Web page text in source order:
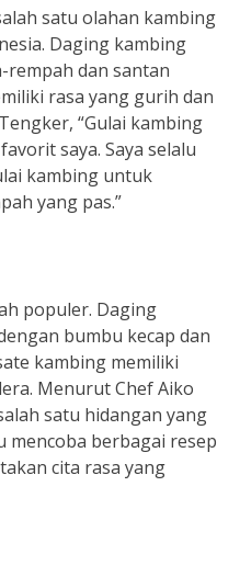
satu olahan kambing
Daging kambing
rempah dan santan
rasa yang gurih dan
“Gulai kambing
saya. Saya selalu
kambing untuk
yang pas.”
populer. Daging
bumbu kecap dan
kambing memiliki
Menurut Chef Aiko
satu hidangan yang
mencoba berbagai resep
cita rasa yang